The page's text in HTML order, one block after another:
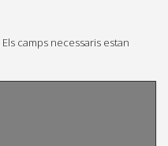
Els camps necessaris estan